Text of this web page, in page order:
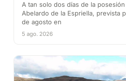
A tan solo dos días de la
Abelardo de la Espriella, prevista
de agosto en
5 ago. 2026